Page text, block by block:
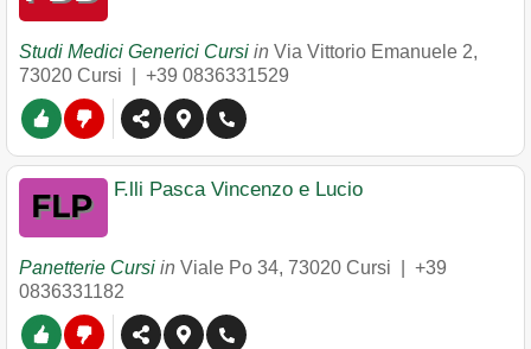
Studi Medici Generici Cursi in Via Vittorio Emanuele 2,
73020 Cursi +39 0836331529
F.lli Pasca Vincenzo e Lucio
Panetterie Cursi in Viale Po 34, 73020 Cursi
+39
0836331182